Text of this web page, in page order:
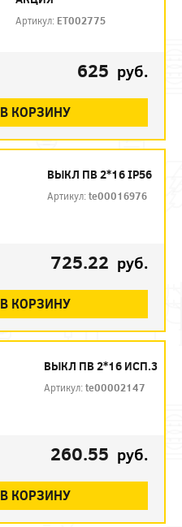
Артикул: ET002775
625 руб.
В КОРЗИНУ
ВЫКЛ ПВ 2*16 IP56
Артикул:te00016976
725.22 руб.
В КОРЗИНУ
ВЫКЛ ПВ 2*16 ИСП.3
Артикул:te00002147
260.55 руб.
В КОРЗИНУ